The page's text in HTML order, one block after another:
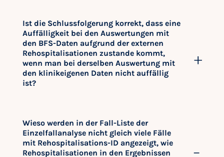
Ist die Schlussfolgerung korrekt, dass eine
Auffälligkeit bei den Auswertungen mit
den BFS-Daten aufgrund der externen
Rehospitalisationen zustande kommt,
wenn man bei derselben Auswertung mit
den klinikeigenen Daten nicht auffällig
ist?
Wieso werden in der Fall-Liste der
Einzelfallanalyse nicht gleich viele Fälle
mit Rehospitalisations-ID angezeigt, wie
Rehospitalisationen in den Ergebnissen